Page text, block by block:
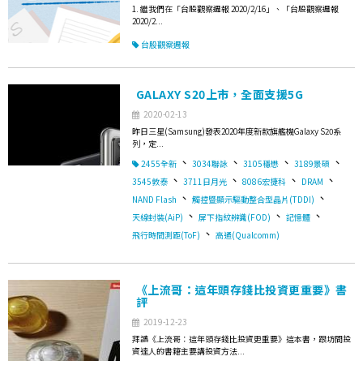
1. 繼我們在「台股觀察週報 2020/2/16」、「台股觀察週報
2020/2...
台股觀察週報
GALAXY S20上市，全面支援5G
2020-02-13
昨日三星(Samsung)發表2020年度新款旗艦機Galaxy S20系
列，定...
2455全新 、 3034聯詠 、 3105穩懋 、 3189景碩 、
3545敦泰 、 3711日月光 、 8086宏捷科 、 DRAM 、
NAND Flash 、 觸控暨顯示驅動整合型晶片(TDDI) 、
天線封裝(AiP) 、 屏下指紋辨識(FOD) 、 記憶體 、
飛行時間測距(ToF) 、 高通(Qualcomm)
《上流哥：這年頭存錢比投資更重要》書
評
2019-12-23
拜讀《上流哥：這年頭存錢比投資更重要》這本書，跟坊間投
資達人的書籍主要講投資方法...